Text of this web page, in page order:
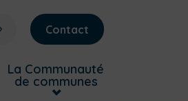
Contact
La Communauté
de communes